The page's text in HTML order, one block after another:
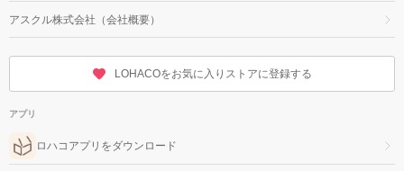
アスクル株式会社（会社概要）
LOHACOをお気に入りストアに登録する
アプリ
ロハコアプリをダウンロード